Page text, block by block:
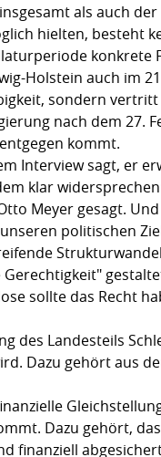
als auch
hielten, besteht
Holstein auch im
sondern
nach dem 27.
kommt.
Interview sagt, er
klar
Meyer gesagt.
politischen
sollte das Recht
des Landesteils
Dazu gehört aus
Dazu gehört,
finanziell